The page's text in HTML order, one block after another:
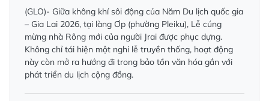
(GLO)- Giữa không khí sôi động của Năm Du lịch quốc gia
– Gia Lai 2026, tại làng Ơp (phường Pleiku), Lễ cúng
mừng nhà Rông mới của người Jrai được phục dựng.
Không chỉ tái hiện một nghi lễ truyền thống, hoạt động
này còn mở ra hướng đi trong bảo tồn văn hóa gắn với
phát triển du lịch cộng đồng.